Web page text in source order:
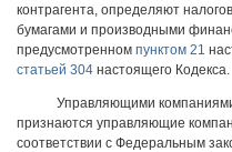
контрагента, определяют
бумагами и производными
предусмотренном пунктом 21
статьей 304 настоящего Кодекса.
Управляющими
признаются управляющие
соответствии с Федеральным